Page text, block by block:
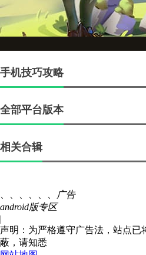
手机技巧攻略
全部平台版本
相关合辑
广告
android版专区
|
声明：为严格遵守广告法，站点
蔽，请知悉